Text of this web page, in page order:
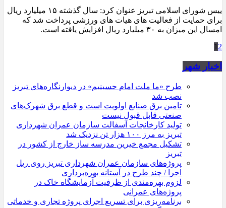
ییس شورای اسلامی تبریز عنوان کرد: سال گذشته ۱۵ میلیارد ریال
برای حمایت از فعالیت های هیات های ورزشی پرداخت شد که
امسال این میزان به ۳۰ میلیارد ریال افزایش یافته است.
1 2
اخبار شهر
طرح «ما ملت امام حسینیم» در دیوارنگاره‌های تبریز
نصب شد
تامین برق صنایع اولویت است و قطع برق شهرک‌های
صنعتی قابل قبول نیست
تولید کارخانجات آسفالت سازمان عمران شهرداری
تبریز به مرز ۱۰۰ هزار تن نزدیک شد
تشکیل مجمع خیرین مدرسه ‌ساز خارج از کشور در
تبریز
پروژه‌های سازمان عمران شهرداری تبریز روی ریل
اجرا / چند طرح در آستانه بهره‌برداری
لزوم بهره‌مندی از ظرفیت آزمایشگاه خاک در
پروژه‌های عمرانی
برنامه‌ریزی برای تسریع اجرای پروژه تجاری و خدماتی